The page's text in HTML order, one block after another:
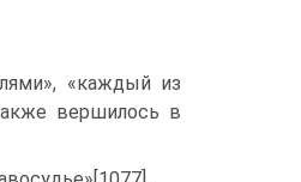
«каждый из
вершилось в